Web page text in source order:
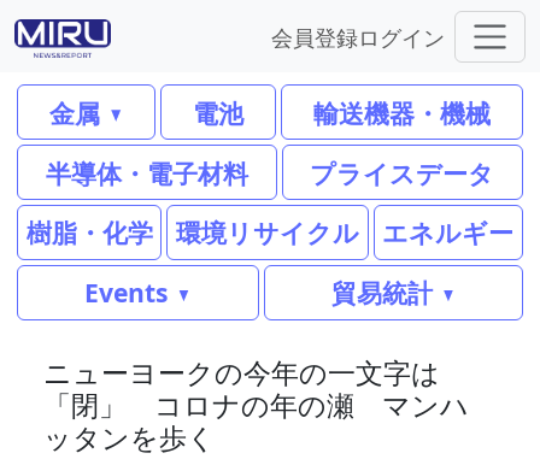
会員登録ログイン
金属 電池
輸送機器・機械
半導体・電子材料
プライスデータ
樹脂・化学
環境リサイクル
エネルギー
Events
貿易統計
ニューヨークの今年の一文字は
「閉」 コロナの年の瀬 マンハ
ッタンを歩く